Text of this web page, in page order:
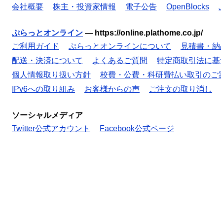
会社概要 株主・投資家情報 電子公告 OpenBlocks
ぷらっとオンライン — https://online.plathome.co.jp/
ご利用ガイド
ぷらっとオンラインについて
見積書・
配送・決済について
よくあるご質問
特定商取引法に
個人情報取り扱い方針
校費・公費・科研費払い取引のご
IPv6への取り組み
お客様からの声 ご注文の取り消し
ソーシャルメディア
Twitter公式アカウント
Facebook公式ページ